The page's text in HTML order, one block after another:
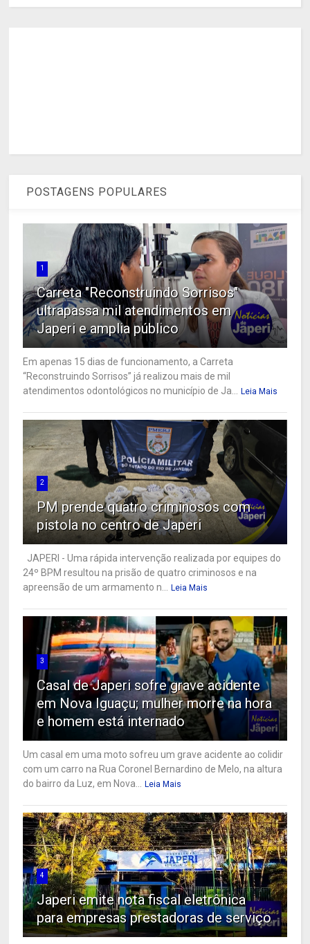
POSTAGENS POPULARES
1
Carreta "Reconstruindo Sorrisos"
ultrapassa mil atendimentos em
Japeri e amplia público
Em apenas 15 dias de funcionamento, a Carreta
“Reconstruindo Sorrisos” já realizou mais de mil
atendimentos odontológicos no município de Ja...
Leia Mais
2
PM prende quatro criminosos com
pistola no centro de Japeri
JAPERI - Uma rápida intervenção realizada por equipes do
24º BPM resultou na prisão de quatro criminosos e na
apreensão de um armamento n...
Leia Mais
3
Casal de Japeri sofre grave acidente
em Nova Iguaçu; mulher morre na hora
e homem está internado
Um casal em uma moto sofreu um grave acidente ao colidir
com um carro na Rua Coronel Bernardino de Melo, na altura
do bairro da Luz, em Nova...
Leia Mais
4
Japeri emite nota fiscal eletrônica
para empresas prestadoras de serviço